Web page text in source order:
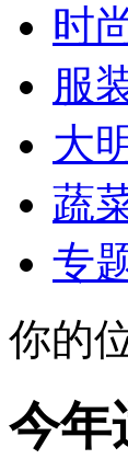
时
服
大
蔬
专
你的
今年